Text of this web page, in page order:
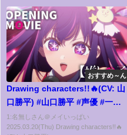
おすすめ～ん
Drawing characters!!🔥(CV: 山
口勝平) #山口勝平 #声優 #一発
描き
1:名無しさん＠メイいっぱい
2025.03.20(Thu) Drawing characters!!🔥